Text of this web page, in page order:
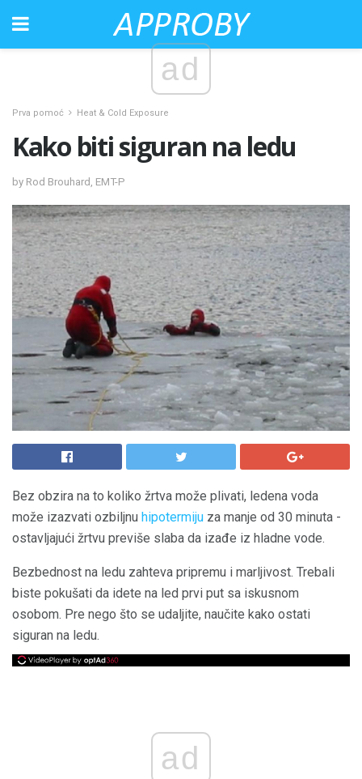
ad
Prva pomoć Heat & Cold Exposure
Kako biti siguran na ledu
by Rod Brouhard, EMT-P
Bez obzira na to koliko žrtva može plivati, ledena voda
može izazvati ozbiljnu hipotermiju za manje od 30 minuta -
ostavljajući žrtvu previše slaba da izađe iz hladne vode.
Bezbednost na ledu zahteva pripremu i marljivost. Trebali
biste pokušati da idete na led prvi put sa iskusnom
osobom. Pre nego što se udaljite, naučite kako ostati
siguran na ledu.
ad